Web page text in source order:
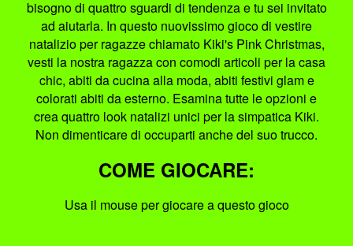
bisogno di quattro sguardi di tendenza e tu sei invitato
ad aiutarla. In questo nuovissimo gioco di vestire
natalizio per ragazze chiamato Kiki's Pink Christmas,
vesti la nostra ragazza con comodi articoli per la casa
chic, abiti da cucina alla moda, abiti festivi glam e
colorati abiti da esterno. Esamina tutte le opzioni e
crea quattro look natalizi unici per la simpatica Kiki.
Non dimenticare di occuparti anche del suo trucco.
COME GIOCARE:
Usa il mouse per giocare a questo gioco